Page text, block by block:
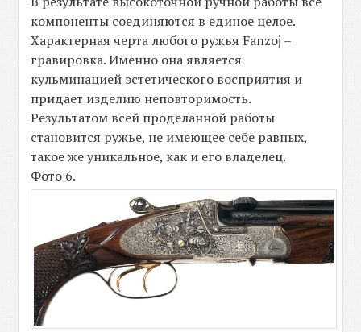
компоненты соединяются в единое целое.
Характерная черта любого ружья Fanzoj –
гравировка. Именно она является
кульминацией эстетического восприятия и
придает изделию неповторимость.
Результатом всей проделанной работы
становится ружье, не имеющее себе равных,
такое же уникальное, как и его владелец.
Фото 6.